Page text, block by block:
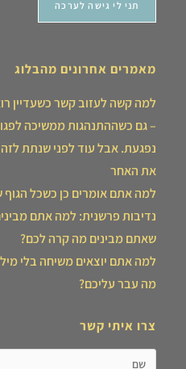
מאמרים אחרונים מהבלוג
למה קשה לעזוב קשר כשעדיין
– גם כשההתנהגות ממשיכה
נפגעת. אבל עוד לפני שנתת
את האחר
למה אתם אומרים כן כשכל הגוף
נדיבות פרשנית: למה אתם
שאתם מבינים מה קרה לכם?
למה אתם יוצאים משיחה בלי
מה עבר עליכם?
צרו איתי קשר